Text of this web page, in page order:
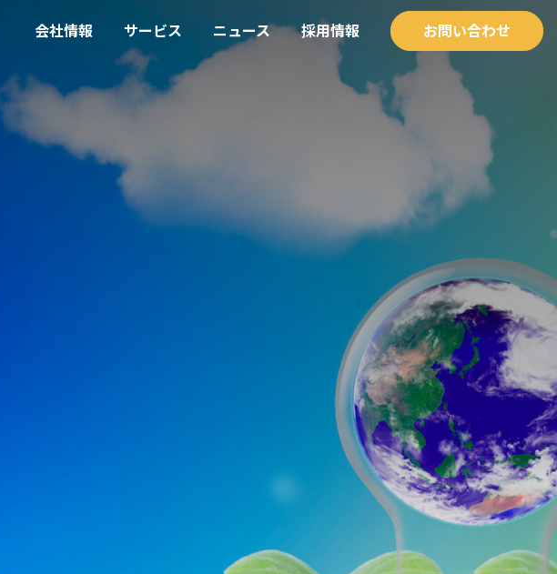
会社情報 サービス ニュース 採用情報 お問い合わせ